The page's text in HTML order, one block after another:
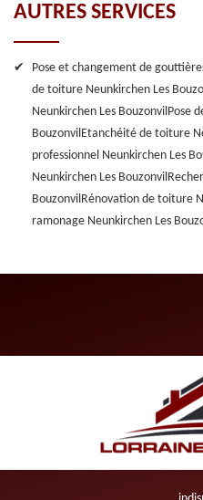
AUTRES SERVICES
Pose et changement de
de toiture Neunkirchen Les
Neunkirchen Les Bouzonvil Pose
Bouzonvil Etanchéité de toiture
professionnel Neunkirchen Les
Neunkirchen Les Bouzonvil
Bouzonvil Rénovation de toiture
ramonage Neunkirchen Les